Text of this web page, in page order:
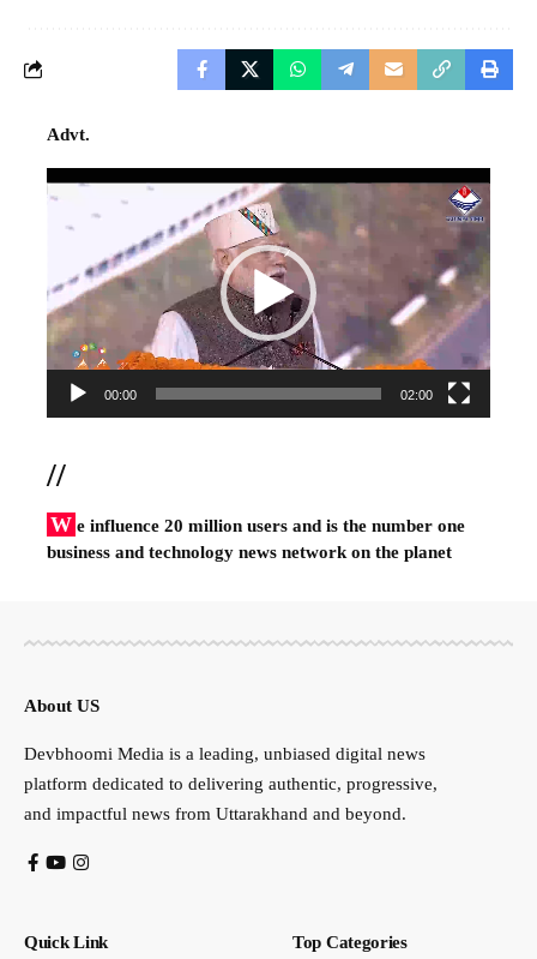
Advt.
Video
00:00 02:00
//
W e influence 20 million users and is the number one
business and technology news network on the planet
About US
Devbhoomi Media is a leading, unbiased digital news
platform dedicated to delivering authentic, progressive,
and impactful news from Uttarakhand and beyond.
Quick Link Top Categories